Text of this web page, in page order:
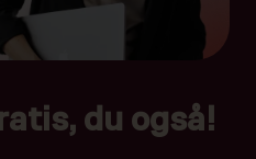
du også!